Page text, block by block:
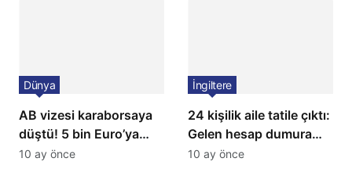
AB vizesi karaborsaya
düştü! 5 bin Euro’ya
varan fiyatlarla
Dünya
10 ay önce
24 kişilik aile tatile çıktı:
Gelen hesap dumura
uğrattı
İngiltere
10 ay önce